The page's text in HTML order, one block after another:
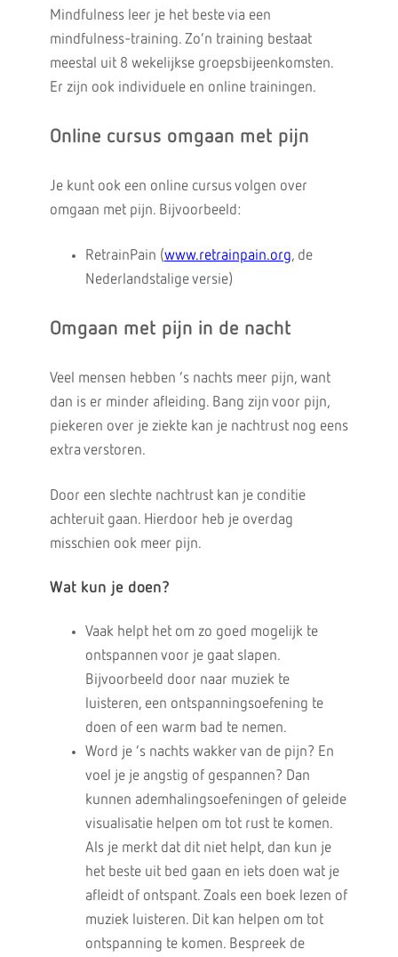
Mindfulness leer je het beste via een
mindfulness-training. Zo’n training bestaat
meestal uit 8 wekelijkse groepsbijeenkomsten.
Er zijn ook individuele en online trainingen.
Online cursus omgaan met pijn
Je kunt ook een online cursus volgen over
omgaan met pijn. Bijvoorbeeld:
RetrainPain (www.retrainpain.org, de
Nederlandstalige versie)
Omgaan met pijn in de nacht
Veel mensen hebben ‘s nachts meer pijn, want
dan is er minder afleiding. Bang zijn voor pijn,
piekeren over je ziekte kan je nachtrust nog eens
extra verstoren.
Door een slechte nachtrust kan je conditie
achteruit gaan. Hierdoor heb je overdag
misschien ook meer pijn.
Wat kun je doen?
Vaak helpt het om zo goed mogelijk te
ontspannen voor je gaat slapen.
Bijvoorbeeld door naar muziek te
luisteren, een ontspanningsoefening te
doen of een warm bad te nemen.
Word je ’s nachts wakker van de pijn? En
voel je je angstig of gespannen? Dan
kunnen ademhalingsoefeningen of geleide
visualisatie helpen om tot rust te komen.
Als je merkt dat dit niet helpt, dan kun je
het beste uit bed gaan en iets doen wat je
afleidt of ontspant. Zoals een boek lezen of
muziek luisteren. Dit kan helpen om tot
ontspanning te komen. Bespreek de